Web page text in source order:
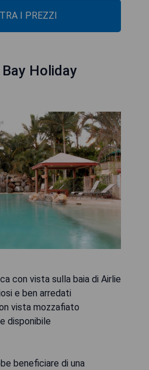
I PREZZI
Holiday
con vista sulla baia di Airlie
e ben arredati
vista mozzafiato
disponibile
beneficiare di una